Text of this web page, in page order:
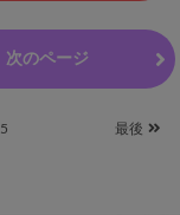
次のページ
5 最後